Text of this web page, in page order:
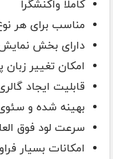
کاملا واکنشگرا
مناسب برای هر
دارای بخش
امکان تغییر
قابلیت ایجاد
بهینه شده و
سرعت لود فوق
امکانات بسیار